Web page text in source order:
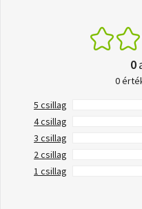
0
0
5 csillag
4 csillag
3 csillag
2 csillag
1 csillag